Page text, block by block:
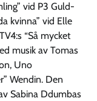
vid P3 Guld-
kvinna” vid Elle
“Så mycket
musik av Tomas
Uno
Wendin. Den
Sabina Ddumbas